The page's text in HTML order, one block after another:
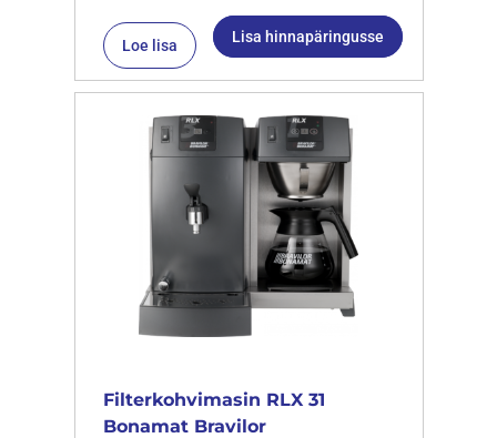
Loe lisa Lisa hinnapäringusse
Filterkohvimasin RLX 31
Bonamat Bravilor